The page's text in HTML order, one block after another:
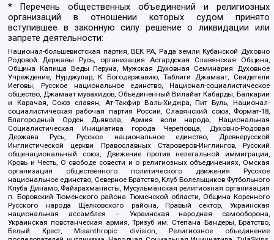
* Перечень общественных объединений и религиозных
организаций в отношении которых судом принято
вступившее в законную силу решение о ликвидации или
запрете деятельности:
Национал-большевистская партия, ВЕК РА, Рада земли Кубанской Духовно
Родовой Державы Русь, организация Асгардская Славянская Община,
Община Капища Веды Перуна, Мужская Духовная Семинария Духовное
Учреждение, Нурджулар, К Богодержавию, Таблиги Джамаат, Свидетели
Иеговы, Русское национальное единство, Национал-социалистическое
общество, Джамаат мувахидов, Объединенный Вилайат Кабарды, Балкарии
и Карачая, Союз славян, Ат-Такфир Валь-Хиджра, Пит Буль, Национал-
социалистическая рабочая партия России, Славянский союз, Формат-18,
Благородный Орден Дьявола, Армия воли народа, Национальная
Социалистическая Инициатива города Череповца, Духовно-Родовая
Держава Русь, Русское национальное единство, Древнерусской
Инглистической церкви Православных Староверов-Инглингов, Русский
общенациональный союз, Движение против нелегальной иммиграции,
Кровь и Честь, О свободе совести и о религиозных объединениях, Омская
организация общественного политического движения Русское
национальное единство, Северное Братство, Клуб Болельщиков Футбольного
Клуба Динамо, Файзрахманисты, Мусульманская религиозная организация
п. Боровский Тюменского района Тюменской области, Община Коренного
Русского народа Щелковского района, Правый сектор, Украинская
национальная ассамблея – Украинская народная самооборона,
Украинская повстанческая армия, Тризуб им. Степана Бандеры, Братство,
Белый Крест, Misanthropic division, Религиозное объединение